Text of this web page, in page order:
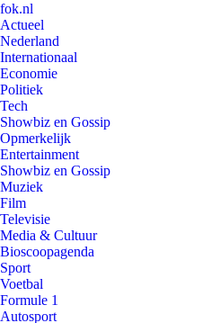
fok.nl
Actueel
Nederland
Internationaal
Economie
Politiek
Tech
Showbiz en Gossip
Opmerkelijk
Entertainment
Showbiz en Gossip
Muziek
Film
Televisie
Media & Cultuur
Bioscoopagenda
Sport
Voetbal
Formule 1
Autosport